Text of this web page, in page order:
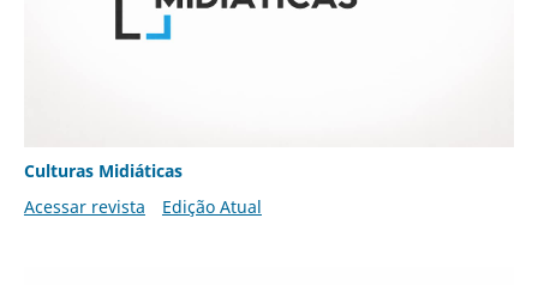
Culturas Midiáticas
Acessar revista
Edição Atual